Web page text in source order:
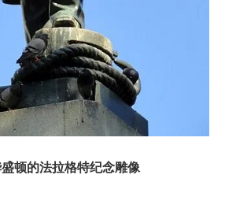
顿的法拉格特纪念雕像